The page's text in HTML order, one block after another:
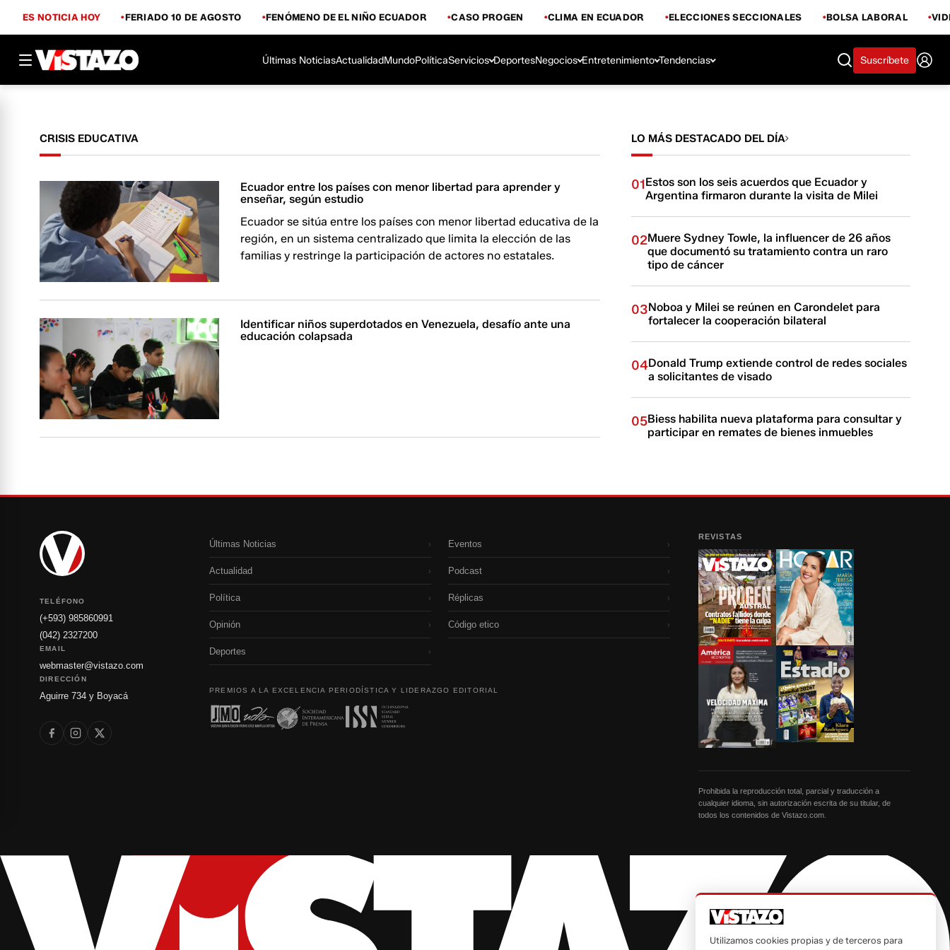
ES NOTICIA HOY FERIADO 10 DE AGOSTO FENÓMENO DE EL NIÑO ECUADOR CASO PROGEN CLIMA EN ECUADOR ELECCIONES SECCIONALES BOLSA LABORAL
Últimas NoticiasActualidadMundoPolíticaServicios DeportesNegocios Entretenimiento Tendencias Suscríbete
CRISIS EDUCATIVA
Ecuador entre los países con menor libertad para aprender y
enseñar, según estudio
Ecuador se sitúa entre los países con menor libertad educativa de la
región, en un sistema centralizado que limita la elección de las
familias y restringe la participación de actores no estatales.
Identificar niños superdotados en Venezuela, desafío ante una
educación colapsada
LO MÁS DESTACADO DEL DÍA
01Estos son los seis acuerdos que Ecuador y
Argentina firmaron durante la visita de Milei
02Muere Sydney Towle, la influencer de 26 años
que documentó su tratamiento contra un raro
tipo de cáncer
03Noboa y Milei se reúnen en Carondelet para
fortalecer la cooperación bilateral
04Donald Trump extiende control de redes sociales
a solicitantes de visado
05Biess habilita nueva plataforma para consultar y
participar en remates de bienes inmuebles
TELÉFONO
(+593) 985860991
(042) 2327200
EMAIL
webmaster@vistazo.com
DIRECCIÓN
Aguirre 734 y Boyacá
Últimas Noticias ›
Actualidad ›
Política ›
Opinión ›
Deportes ›
Eventos ›
Podcast ›
Réplicas ›
Código etico ›
PREMIOS A LA EXCELENCIA PERIODÍSTICA Y LIDERAZGO EDITORIAL
REVISTAS
Prohibida la reproducción total, parcial y traducción a
cualquier idioma, sin autorización escrita de su titular, de
todos los contenidos de Vistazo.com.
Utilizamos cookies propias y de terceros para